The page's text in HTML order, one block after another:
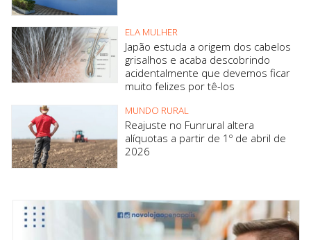
ELA MULHER
Japão estuda a origem dos cabelos
grisalhos e acaba descobrindo
acidentalmente que devemos ficar
muito felizes por tê-los
MUNDO RURAL
Reajuste no Funrural altera
alíquotas a partir de 1º de abril de
2026